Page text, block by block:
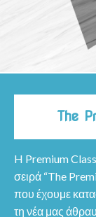
The
H Premium
σειρά “The
που έχουμε
τη νέα μας